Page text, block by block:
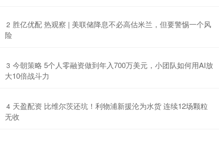
2 ​胜亿优配 热观察 | 美联储降息不必高估米兰，但要警惕一个风
险
3 ​今朝策略 5个人零融资做到年入700万美元，小团队如何用AI放
大10倍战斗力
4 ​天盈配资 比维尔茨还坑！利物浦新援沦为水货 连续12场颗粒
无收